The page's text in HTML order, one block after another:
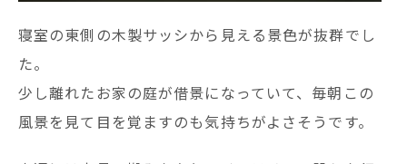
寝室の東側の木製サッシから見える景色が抜群でし
た。
少し離れたお家の庭が借景になっていて、毎朝この
風景を見て目を覚ますのも気持ちがよさそうです。